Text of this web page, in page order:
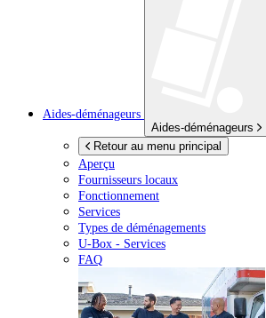
Aides-déménageurs
Aides-déménageurs
Retour au menu principal
Aperçu
Fournisseurs locaux
Fonctionnement
Services
Types de déménagements
U-Box - Services
FAQ